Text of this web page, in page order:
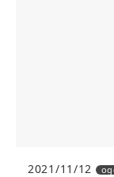
2021/11/12